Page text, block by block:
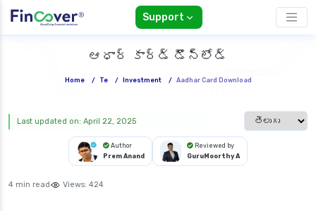
Support
ఆధార్ కార్డ్ డౌన్‌లోడ్
Home / Te / Investment / Aadhar Card Download
Select
Last updated on: April 22, 2025
Author
Prem Anand
Reviewed by
GuruMoorthy A
4 min read Views: 424